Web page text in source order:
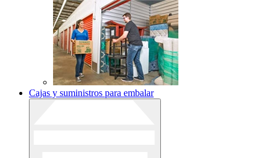
Cajas y suministros para embalar